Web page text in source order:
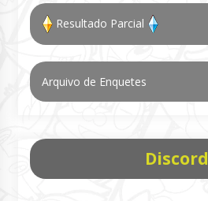
Resultado Parcial
Arquivo de Enquetes
Discord